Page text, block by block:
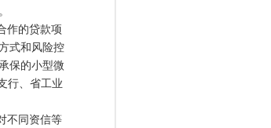
作的贷款项
式和风险控
保的小型微
行、省工业
不同资信等